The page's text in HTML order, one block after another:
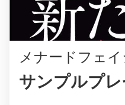
メナードフェ
サンプルプ